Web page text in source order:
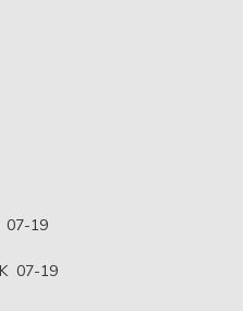
07-19
07-19